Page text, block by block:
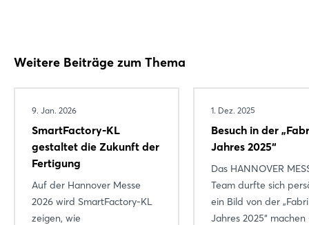
Weitere Beiträge zum Thema
9. Jan. 2026
SmartFactory-KL
gestaltet die Zukunft der
Fertigung
Auf der Hannover Messe
2026 wird SmartFactory-KL
zeigen, wie
1. Dez. 2025
Besuch in der
Jahres 2025“
Das HANNOVER
Team durfte sich
ein Bild von der
Jahres 2025“